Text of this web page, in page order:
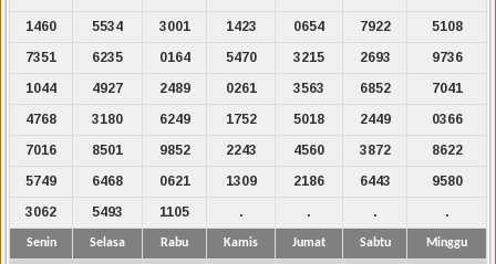
1460
5534 3001 1423 0654 7922
5108
7351
6235 0164 5470 3215 2693
9736
1044
4927 2489 0261 3563 6852
7041
4768
3180 6249 1752 5018 2449
0366
7016
8501 9852 2243 4560 3872
8622
5749
6468 0621 1309 2186 6443
9580
3062
5493 1105 . . . .
Senin Selasa Rabu Kamis Jumat Sabtu Minggu